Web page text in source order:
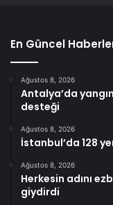
En Güncel
Ağustos 8, 2026
Antalya’da
desteği
Ağustos 8, 2026
İstanbul’da 128
Ağustos 8, 2026
Herkesin adını
giydirdi